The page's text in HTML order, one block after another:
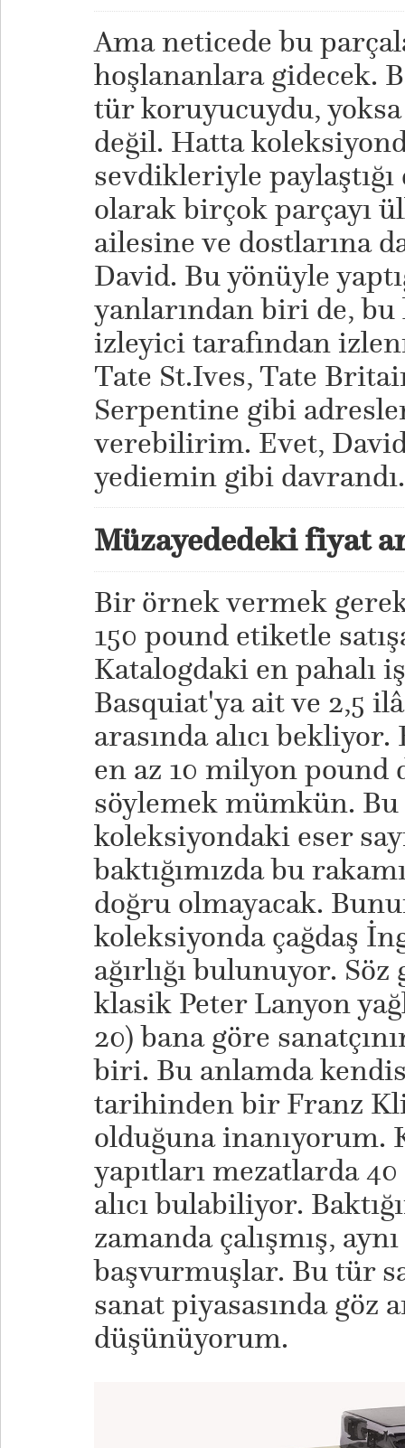
Ama neticede bu
hoşlananlara gidecek.
tür koruyucuydu,
değil. Hatta
sevdikleriyle
olarak birçok parçayı
ailesine ve dostlarına
David. Bu yönüyle
yanlarından biri de,
izleyici tarafından
Tate St.Ives, Tate
Serpentine gibi
verebilirim. Evet,
yediemin gibi
Müzayededeki fiyat
Bir örnek vermek
150 pound etiketle
Katalogdaki en pahalı
Basquiat'ya ait ve 2,5
arasında alıcı
en az 10 milyon pound
söylemek mümkün.
koleksiyondaki eser
baktığımızda bu
doğru olmayacak.
koleksiyonda çağdaş
ağırlığı bulunuyor.
klasik Peter Lanyon
20) bana göre
biri. Bu anlamda
tarihinden bir Franz
olduğuna inanıyorum.
yapıtları mezatlarda
alıcı bulabiliyor.
zamanda çalışmış,
başvurmuşlar. Bu tür
sanat piyasasında göz
düşünüyorum.